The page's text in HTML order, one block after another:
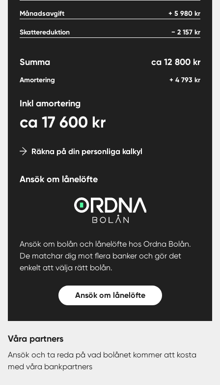
Månadsavgift + 5 980 kr
Skattereduktion − 2 157 kr
Summa ca 12 800 kr
Amortering + 4 793 kr
Inkl amortering
ca 17 600 kr
Räkna på din personliga kalkyl
Ansök om lånelöfte
Ansök om bolån och lånelöfte hos Ordna Bolån.
De matchar dig mot flera banker och gör det
enkelt att välja rätt bolån.
Ansök om lånelöfte
Våra partners
Ansök och ta reda på vad bolånet kommer att kosta
med våra bankpartners